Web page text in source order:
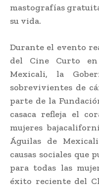
mastografías
su vida.
Durante el evento
del Cine Curto
Mexicali, la
sobrevivientes de
parte de la
casaca refleja el
mujeres
Águilas de
causas sociales que
para todas las
éxito reciente del